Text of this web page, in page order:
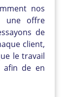
nos
une offre
de
client,
le travail
afin de en